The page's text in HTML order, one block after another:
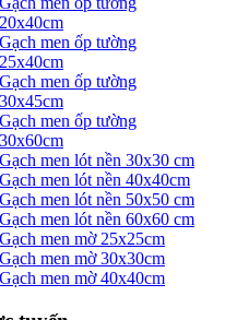
men ốp tường
men ốp tường
men ốp tường
men lót nền 30x30 cm
men lót nền 40x40cm
men lót nền 50x50 cm
men lót nền 60x60 cm
men mờ 25x25cm
men mờ 30x30cm
men mờ 40x40cm